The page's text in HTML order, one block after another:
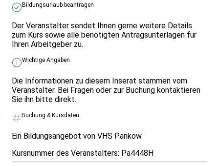
Bildungsurlaub beantragen
Der Veranstalter sendet Ihnen gerne weitere Details
zum Kurs sowie alle benötigten Antragsunterlagen für
Ihren Arbeitgeber zu.
Wichtige Angaben
Die Informationen zu diesem Inserat stammen vom
Veranstalter. Bei Fragen oder zur Buchung kontaktieren
Sie ihn bitte direkt.
Buchung & Kursdaten
Ein Bildungsangebot von VHS Pankow.
Kursnummer des Veranstalters: Pa4448H